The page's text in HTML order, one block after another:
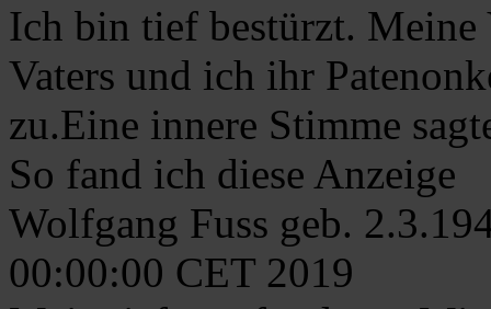
Ich bin tief bestürzt. Meine
Vaters und ich ihr
zu.Eine innere Stimme
So fand ich diese Anzeige
Wolfgang Fuss geb.
00:00:00 CET 2019